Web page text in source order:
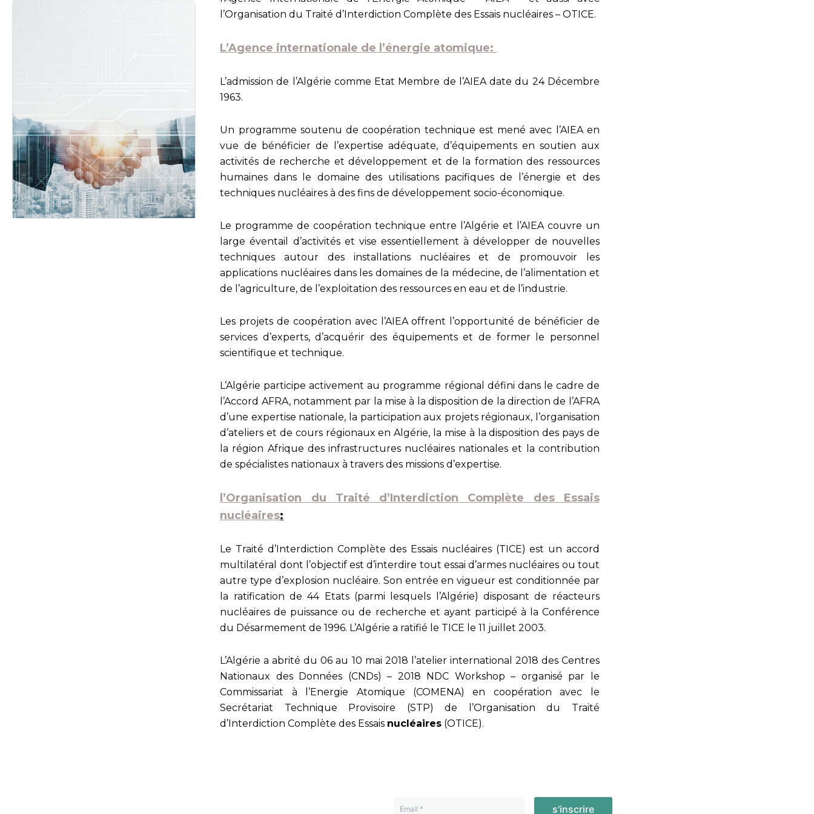
l’Organisation du Traité d’Interdiction Complète des Essais nucléaires – OTICE.
L’Agence internationale de l’énergie atomique:
L’admission de l’Algérie comme Etat Membre de l’AIEA date du 24 Décembre
1963.
Un programme soutenu de coopération technique est mené avec l’AIEA en
vue de bénéficier de l’expertise adéquate, d’équipements en soutien aux
activités de recherche et développement et de la formation des ressources
humaines dans le domaine des utilisations pacifiques de l’énergie et des
techniques nucléaires à des fins de développement socio-économique.
Le programme de coopération technique entre l’Algérie et l’AIEA couvre un
large éventail d’activités et vise essentiellement à développer de nouvelles
techniques autour des installations nucléaires et de promouvoir les
applications nucléaires dans les domaines de la médecine, de l’alimentation et
de l’agriculture, de l’exploitation des ressources en eau et de l’industrie.
Les projets de coopération avec l’AIEA offrent l’opportunité de bénéficier de
services d’experts, d’acquérir des équipements et de former le personnel
scientifique et technique.
L’Algérie participe activement au programme régional défini dans le cadre de
l’Accord AFRA, notamment par la mise à la disposition de la direction de l’AFRA
d’une expertise nationale, la participation aux projets régionaux, l’organisation
d’ateliers et de cours régionaux en Algérie, la mise à la disposition des pays de
la région Afrique des infrastructures nucléaires nationales et la contribution
de spécialistes nationaux à travers des missions d’expertise.
l’Organisation du Traité d’Interdiction Complète des Essais
nucléaires:
Le Traité d’Interdiction Complète des Essais nucléaires (TICE) est un accord
multilatéral dont l’objectif est d’interdire tout essai d’armes nucléaires ou tout
autre type d’explosion nucléaire. Son entrée en vigueur est conditionnée par
la ratification de 44 Etats (parmi lesquels l’Algérie) disposant de réacteurs
nucléaires de puissance ou de recherche et ayant participé à la Conférence
du Désarmement de 1996. L’Algérie a ratifié le TICE le 11 juillet 2003.
L’Algérie a abrité du 06 au 10 mai 2018 l’atelier international 2018 des Centres
Nationaux des Données (CNDs) – 2018 NDC Workshop – organisé par le
Commissariat à l’Energie Atomique (COMENA) en coopération avec le
Secrétariat Technique Provisoire (STP) de l’Organisation du Traité
d’Interdiction Complète des Essais nucléaires (OTICE).
s'inscrire